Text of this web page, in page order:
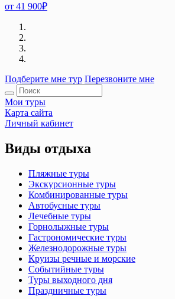
от 41 900₽
Подберите мне тур Перезвоните мне
Мои туры
Карта сайта
Личный кабинет
Виды отдыха
Пляжные туры
Экскурсионные туры
Комбинированные туры
Автобусные туры
Лечебные туры
Горнолыжные туры
Гастрономические туры
Железнодорожные туры
Круизы речные и морские
Событийные туры
Туры выходного дня
Праздничные туры